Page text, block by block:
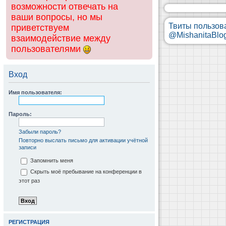
возможности отвечать на
ваши вопросы, но мы
приветствуем
взаимодействие между
пользователями
Вход
Имя пользователя:
Пароль:
Забыли пароль?
Повторно выслать письмо для активации учётной
записи
Запомнить меня
Скрыть моё пребывание на конференции в
этот раз
РЕГИСТРАЦИЯ
Твиты